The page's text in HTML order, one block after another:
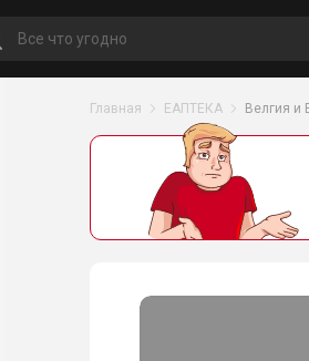
Главная ЕАПТЕКА Велгия и